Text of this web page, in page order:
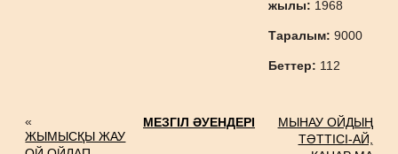
жылы: 1968
Таралым:9000
Беттер: 112
«
ЖЫМЫСҚЫ ЖАУ
МЕЗГІЛ ӘУЕНДЕРІ
МЫНАУ ОЙДЫҢ
ТӘТТІСІ-АЙ,